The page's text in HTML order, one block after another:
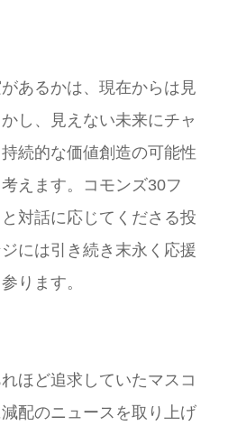
あるかは、現在からは見
し、見えない未来にチャ
続的な価値創造の可能性
えます。コモンズ30フ
対話に応じてくださる投
には引き続き末永く応援
ります。
ほど追求していたマスコ
配のニュースを取り上げ